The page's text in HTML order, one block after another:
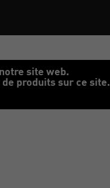
site web.
produits sur ce site.